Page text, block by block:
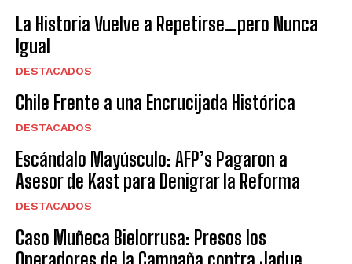
La Historia Vuelve a Repetirse…pero Nunca
Igual
DESTACADOS
Chile Frente a una Encrucijada Histórica
DESTACADOS
Escándalo Mayúsculo: AFP’s Pagaron a
Asesor de Kast para Denigrar la Reforma
DESTACADOS
Caso Muñeca Bielorrusa: Presos los